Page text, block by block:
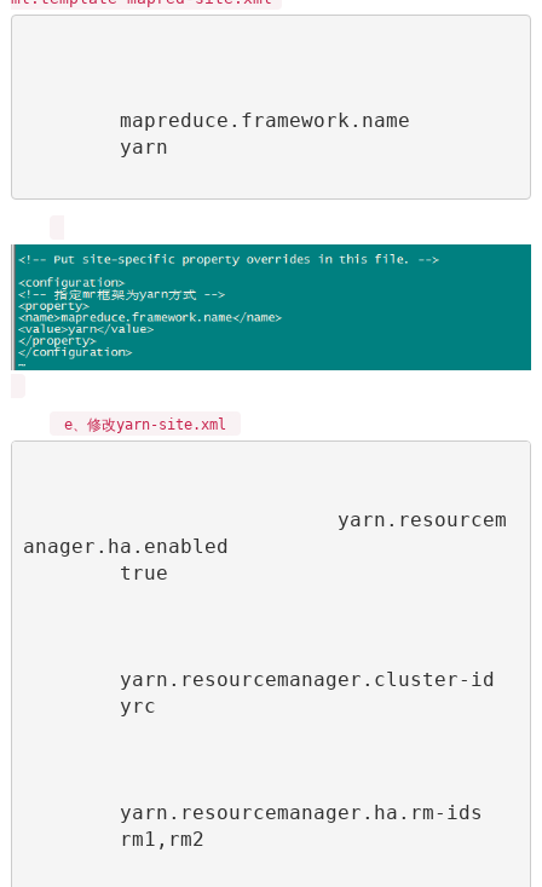
mapreduce.framework.name
yarn
e、修改yarn-site.xml
yarn.resourcem
anager.ha.enabled
true
yarn.resourcemanager.cluster-id
yrc
yarn.resourcemanager.ha.rm-ids
rm1,rm2